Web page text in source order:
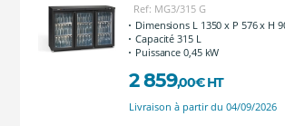
Ref: MG3/315 G
Dimensions L 1350 x P 576 x H
Capacité 315 L
Puissance 0,45 kW
2 859,00€ HT
Livraison à partir du 04/09/2026